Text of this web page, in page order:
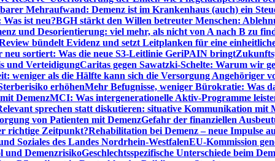
Mehraufwand: Demenz ist im Krankenhaus (auch) ein
ist neu?BGH stärkt den Willen betreuter Menschen:
und Desorientierung: viel mehr, als nicht von A nach B zu
bündelt Evidenz und setzt Leitplanken für eine
neu sortiert: Was die neue S3-Leitlinie GeriPAIN bringt
und VerteidigungCaritas gegen Sawatzki-Schelte: Warum wir
weniger als die Hälfte kann sich die Versorgung Angehöriger
erhöhenMehr Befugnisse, weniger Bürokratie: Was
DemenzMCI: Was intergenerationelle Aktiv-Programme
sprechen statt diskutieren: situative Kommunikation mit
von Patienten mit DemenzGefahr der finanziellen
richtige Zeitpunkt?Rehabilitation bei Demenz – neue Impulse
Soziales des Landes Nordrhein-WestfalenEU-Kommission
und DemenzrisikoGeschlechtsspezifische Unterschiede beim